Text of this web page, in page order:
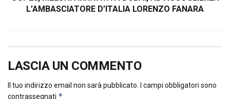
L’AMBASCIATORE D’ITALIA LORENZO FANARA
LASCIA UN COMMENTO
Il tuo indirizzo email non sarà pubblicato. I campi obbligatori sono
contrassegnati *